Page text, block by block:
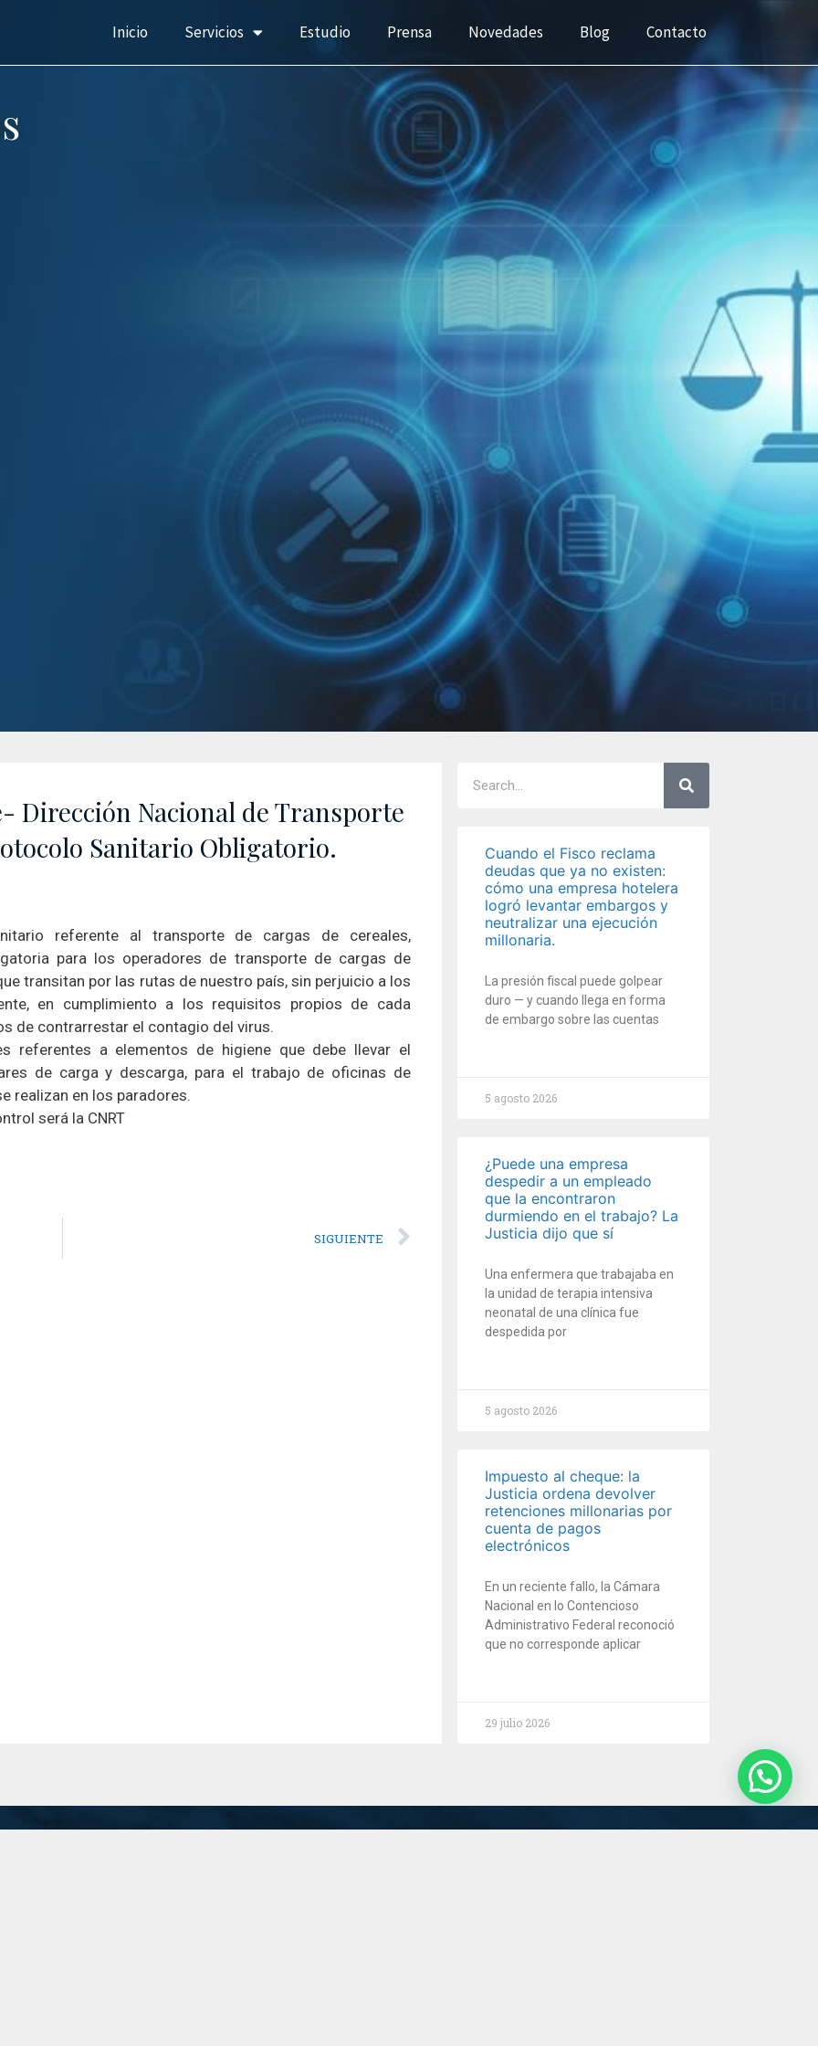
Inicio Servicios Estudio Prensa Novedades Blog Contacto
Dirección Nacional de Transporte
Sanitario Obligatorio.
referente al transporte de cargas de cereales,
para los operadores de transporte de cargas de
transitan por las rutas de nuestro país, sin perjuicio a los
en cumplimiento a los requisitos propios de cada
de contrarrestar el contagio del virus.
referentes a elementos de higiene que debe llevar el
de carga y descarga, para el trabajo de oficinas de
realizan en los paradores.
será la CNRT
SIGUIENTE
Cuando el Fisco reclama
deudas que ya no existen:
cómo una empresa hotelera
logró levantar embargos y
neutralizar una ejecución
millonaria.
La presión fiscal puede golpear
duro — y cuando llega en forma
de embargo sobre las cuentas
5 agosto 2026
¿Puede una empresa
despedir a un empleado
que la encontraron
durmiendo en el trabajo? La
Justicia dijo que sí
Una enfermera que trabajaba en
la unidad de terapia intensiva
neonatal de una clínica fue
despedida por
5 agosto 2026
Impuesto al cheque: la
Justicia ordena devolver
retenciones millonarias por
cuenta de pagos
electrónicos
En un reciente fallo, la Cámara
Nacional en lo Contencioso
Administrativo Federal reconoció
que no corresponde aplicar
29 julio 2026